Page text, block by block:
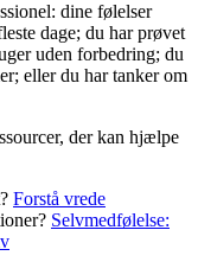
dine følelser
dage; du har prøvet
uden forbedring; du
eller du har tanker om
der kan hjælpe
Forstå vrede
Selvmedfølelse: